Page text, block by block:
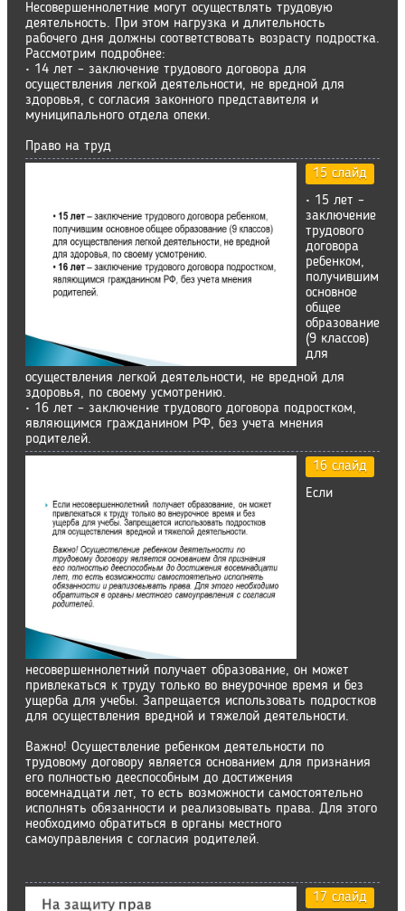
Несовершеннолетние могут осуществлять трудовую
деятельность. При этом нагрузка и длительность
рабочего дня должны соответствовать возрасту подростка.
Рассмотрим подробнее:
• 14 лет – заключение трудового договора для
осуществления легкой деятельности, не вредной для
здоровья, с согласия законного представителя и
муниципального отдела опеки.
Право на труд
15 слайд
• 15 лет –
заключение
трудового
договора
ребенком,
получившим
основное
общее
образование
(9 классов)
для
осуществления легкой деятельности, не вредной для
здоровья, по своему усмотрению.
• 16 лет – заключение трудового договора подростком,
являющимся гражданином РФ, без учета мнения
родителей.
16 слайд
Если
несовершеннолетний получает образование, он может
привлекаться к труду только во внеурочное время и без
ущерба для учебы. Запрещается использовать подростков
для осуществления вредной и тяжелой деятельности.
Важно! Осуществление ребенком деятельности по
трудовому договору является основанием для признания
его полностью дееспособным до достижения
восемнадцати лет, то есть возможности самостоятельно
исполнять обязанности и реализовывать права. Для этого
необходимо обратиться в органы местного
самоуправления с согласия родителей.
17 слайд